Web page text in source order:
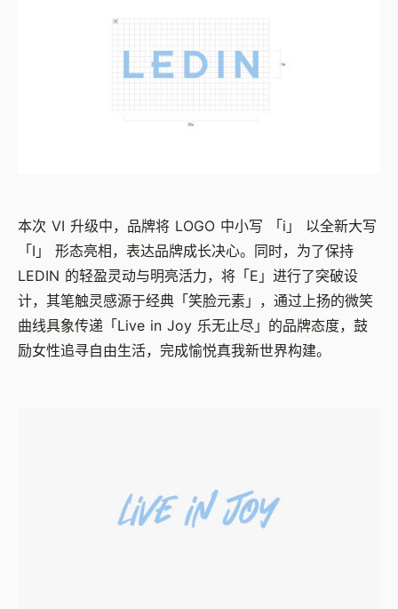
本次 VI 升级中，品牌将 LOGO 中小写 「i」 以全新大写
「I」 形态亮相，表达品牌成长决心。同时，为了保持
LEDIN 的轻盈灵动与明亮活力，将「E」进行了突破设
计，其笔触灵感源于经典「笑脸元素」，通过上扬的微笑
曲线具象传递「Live in Joy 乐无止尽」的品牌态度，鼓
励女性追寻自由生活，完成愉悦真我新世界构建。